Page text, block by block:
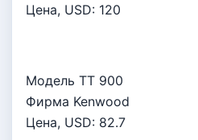
Цена, USD: 120
Модель TT 900
Фирма Kenwood
Цена, USD: 82.7